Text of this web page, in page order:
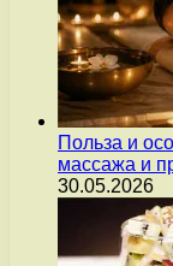
Польза и
массажа и
30.05.2026